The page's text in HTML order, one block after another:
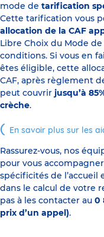
mode de tarification
Cette tarification vous
allocation de la CAF
Libre Choix du Mode
conditions. Si vous en
êtes éligible, cette
CAF, après règlement
peut couvrir jusqu’à
crèche.
En savoir plus sur les
Rassurez-vous, nos
pour vous
spécificités de
dans le calcul de votre
pas à les contacter au 0
prix d’un appel).